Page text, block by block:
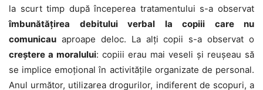
la scurt timp după începerea tratamentului s-a observat
îmbunătățirea debitului verbal la copiii care nu
comunicau aproape deloc. La alți copii s-a observat o
creștere a moralului: copiii erau mai veseli și reușeau să
se implice emoțional în activitățile organizate de personal.
Anul următor, utilizarea drogurilor, indiferent de scopuri, a